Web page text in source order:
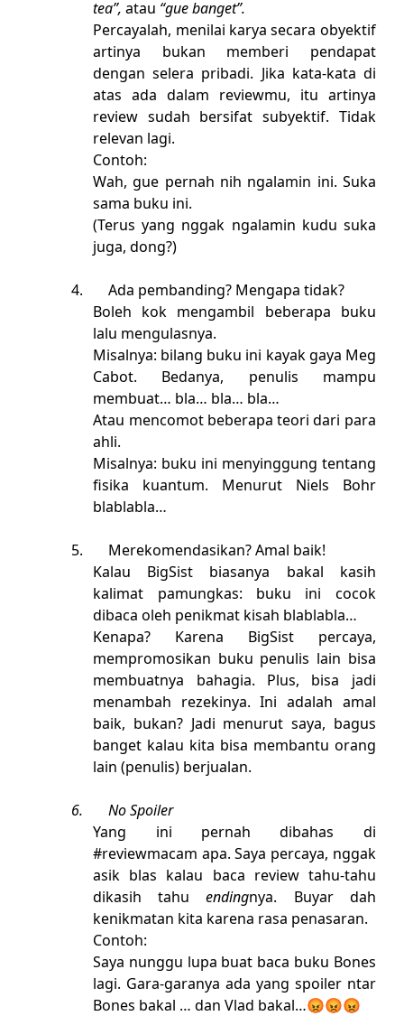
tea”, atau “gue banget”.
Percayalah, menilai karya secara obyektif
artinya bukan memberi pendapat
dengan selera pribadi. Jika kata-kata di
atas ada dalam reviewmu, itu artinya
review sudah bersifat subyektif. Tidak
relevan lagi.
Contoh:
Wah, gue pernah nih ngalamin ini. Suka
sama buku ini.
(Terus yang nggak ngalamin kudu suka
juga, dong?)
4.
Ada pembanding? Mengapa tidak?
Boleh kok mengambil beberapa buku
lalu mengulasnya.
Misalnya: bilang buku ini kayak gaya Meg
Cabot. Bedanya, penulis mampu
membuat… bla… bla… bla…
Atau mencomot beberapa teori dari para
ahli.
Misalnya: buku ini menyinggung tentang
fisika kuantum. Menurut Niels Bohr
blablabla…
5.
Merekomendasikan? Amal baik!
Kalau BigSist biasanya bakal kasih
kalimat pamungkas: buku ini cocok
dibaca oleh penikmat kisah blablabla…
Kenapa? Karena BigSist percaya,
mempromosikan buku penulis lain bisa
membuatnya bahagia. Plus, bisa jadi
menambah rezekinya. Ini adalah amal
baik, bukan? Jadi menurut saya, bagus
banget kalau kita bisa membantu orang
lain (penulis) berjualan.
6.
No Spoiler
Yang ini pernah dibahas di
#reviewmacam apa. Saya percaya, nggak
asik blas kalau baca review tahu-tahu
dikasih tahuendingnya. Buyar dah
kenikmatan kita karena rasa penasaran.
Contoh:
Saya nunggu lupa buat baca buku Bones
lagi. Gara-garanya ada yang spoiler ntar
Bones bakal … dan Vlad bakal…😡😡😡